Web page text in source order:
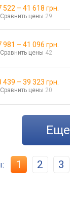
522 – 41 618 грн.
Сравнить цены 29
981 – 41 096 грн.
Сравнить цены 42
439 – 39 323 грн.
Сравнить цены 20
еще
1 2 3